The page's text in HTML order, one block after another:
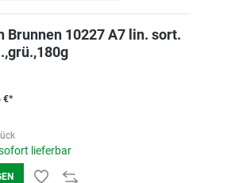
Brunnen 10227 A7 lin. sort.
€*
lieferbar